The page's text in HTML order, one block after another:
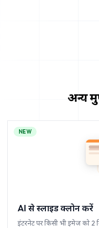
अन्य
AI से स्लाइड क्लोन करें
इंटरनेट पर किसी भी इमेज को
NEW